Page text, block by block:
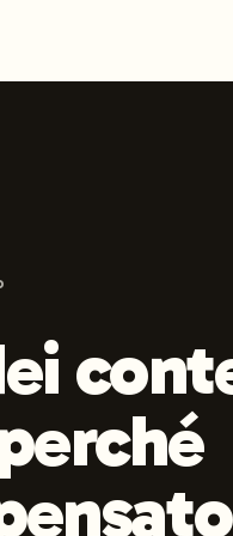
Claude, and